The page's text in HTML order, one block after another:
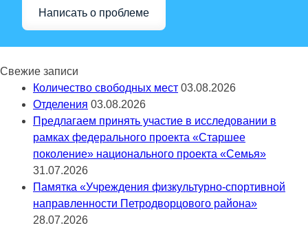
Написать о проблеме
Свежие записи
Количество свободных мест 03.08.2026
Отделения 03.08.2026
Предлагаем принять участие в исследовании в
рамках федерального проекта «Старшее
поколение» национального проекта «Семья»
31.07.2026
Памятка «Учреждения физкультурно-спортивной
направленности Петродворцового района»
28.07.2026